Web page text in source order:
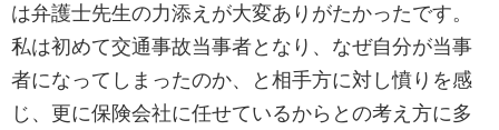
は弁護士先生の力添えが大変ありがたかったです。
私は初めて交通事故当事者となり、なぜ自分が当事
者になってしまったのか、と相手方に対し憤りを感
じ、更に保険会社に任せているからとの考え方に多